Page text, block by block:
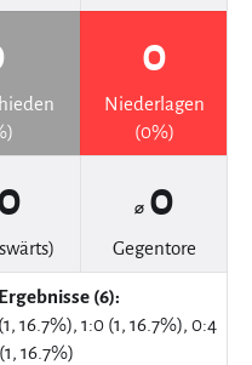
0
Niederlagen
(0%)
⌀ 0
Gegentore
(6):
16.7%), 1:0 (1, 16.7%), 0:4
16.7%)